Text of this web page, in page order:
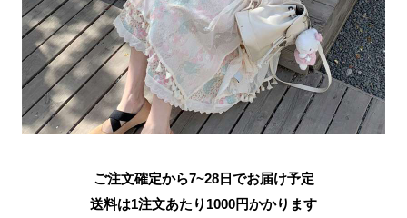
ご注文確定から7~28日でお届け予定
送料は1注文あたり 1000円かかります